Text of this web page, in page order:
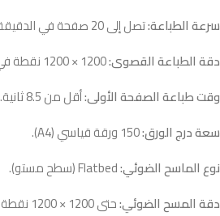
سرعة الطباعة:تصل إلى 20 صفحة في الدقيقة.
دقة الطباعة القصوى:
وقت طباعة الصفحة الأولى:أقل من 8.5 ثانية.
سعة درج الورق:
نوع الماسح الضوئي:
دقة المسح الضوئي:حتى 1200 × 1200 نقطة في البوصة.